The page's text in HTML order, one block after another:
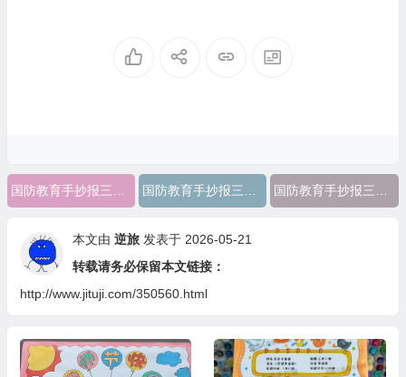
本文由 逆旅发表于 2026-05-21
转载请务必保留本文链接：
http://www.jituji.com/350560.html